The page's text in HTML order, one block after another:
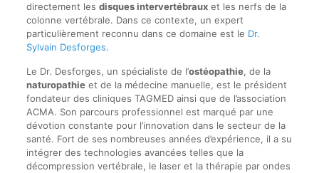
directement les disques intervertébrauxet les nerfs de la
colonne vertébrale. Dans ce contexte, un expert
particulièrement reconnu dans ce domaine est le Dr.
Sylvain Desforges.
Le Dr. Desforges, un spécialiste de l’ostéopathie, de la
naturopathieet de la médecine manuelle, est le président
fondateur des cliniques TAGMED ainsi que de l’association
ACMA. Son parcours professionnel est marqué par une
dévotion constante pour l’innovation dans le secteur de la
santé. Fort de ses nombreuses années d’expérience, il a su
intégrer des technologies avancées telles que la
décompression vertébrale, le laser et la thérapie par ondes